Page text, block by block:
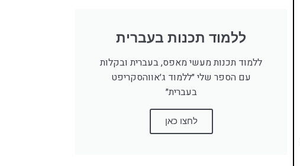
ללמוד תכנות בעברית
ללמוד תכנות מעשי מאפס, בעברית ובקלות
עם הספר שלי ״ללמוד ג׳אווהסקריפט
בעברית״
לחצו כאן